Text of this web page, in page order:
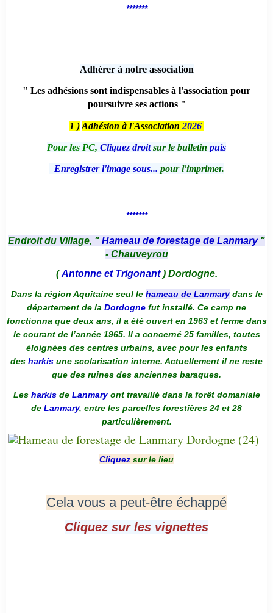
*******
Adhérer à notre association
" Les adhésions sont indispensables à l'association pour
poursuivre ses actions "
1 ) Adhésion à l'Association 2026
Pour les PC, Cliquez droitsur le bulletin puis
Enregistrer l'image sous... pour l'imprimer.
*******
Endroit du Village, " Hameau de forestage de Lanmary "
- Chauveyrou
(Antonne et Trigonant) Dordogne.
Dans la région Aquitaine seul le hameau de Lanmarydans le
département de la Dordogne fut installé. Ce camp ne
fonctionna que deux ans, il a été ouvert en 1963 et ferme dans
le courant de l’année 1965. Il a concerné 25 familles, toutes
éloignées des centres urbains, avec pour les enfants
des harkis une scolarisation interne. Actuellement il ne reste
que des ruines des anciennes baraques.
Les harkis de Lanmaryont travaillé dans la forêt domaniale
de Lanmary, entre les parcelles forestières 24 et 28
particulièrement.
Cliquez sur le lieu
Cela vous a peut-être échappé
Cliquez sur les vignettes